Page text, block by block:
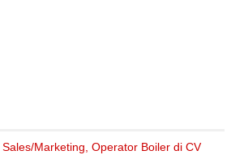
Marketing, Operator Boiler di CV